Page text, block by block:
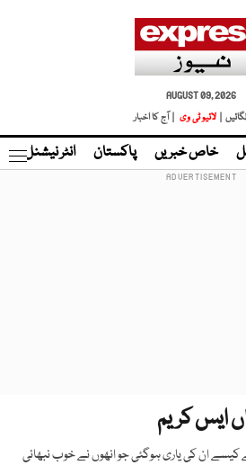
AUGUST 09, 2026
|
لائیو ٹی وی | آج کا اخبار
خاص خبریں پاکستان انٹر نیشنل
ایس کریم
ان کی یاری ہوگئی جو انھوں نے خوب نبھائی